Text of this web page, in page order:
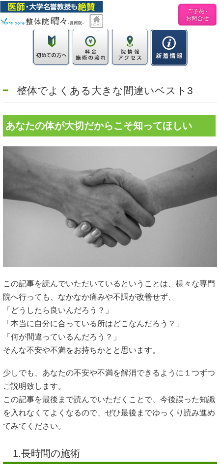
整体でよくある大きな間違いベスト3
あなたの体が大切だからこそ知ってほしい
この記事を読んでいただいているということは、様々な専門
院へ行っても、なかなか痛みや不調が改善せず、
「どうしたら良いんだろう？」
「本当に自分に合っている所はどこなんだろう？」
「何が間違っているんだろう？」
そんな不安や不満をお持ちかとと思います。
少しでも、あなたの不安や不満を解消できるように１つずつ
ご説明致します。
この記事を最後まで読んでいただくことで、今後誤った知識
を入れなくてよくなるので、ぜひ最後までゆっくり読み進め
てみてください。
1.長時間の施術